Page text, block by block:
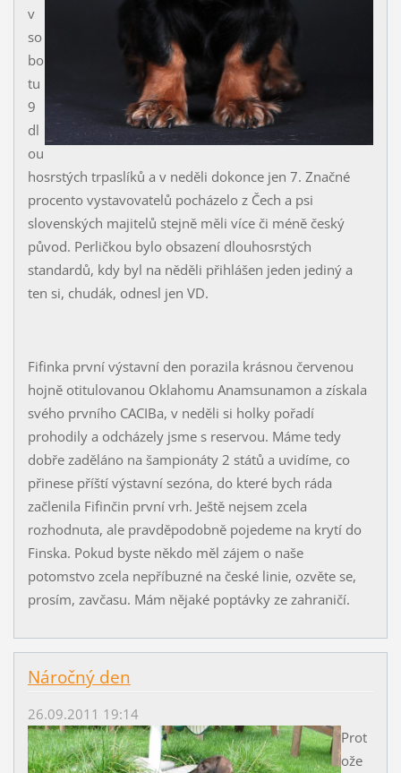
v
so
bo
tu
9
dl
ou
hosrstých trpaslíků a v neděli dokonce jen 7. Značné
procento vystavovatelů pocházelo z Čech a psi
slovenských majitelů stejně měli více či méně český
původ. Perličkou bylo obsazení dlouhosrstých
standardů, kdy byl na něděli přihlášen jeden jediný a
ten si, chudák, odnesl jen VD.
Fifinka první výstavní den porazila krásnou červenou
hojně otitulovanou Oklahomu Anamsunamon a získala
svého prvního CACIBa, v neděli si holky pořadí
prohodily a odcházely jsme s reservou. Máme tedy
dobře zaděláno na šampionáty 2 států a uvidíme, co
přinese příští výstavní sezóna, do které bych ráda
začlenila Fifinčin první vrh. Ještě nejsem zcela
rozhodnuta, ale pravděpodobně pojedeme na krytí do
Finska. Pokud byste někdo měl zájem o naše
potomstvo zcela nepříbuzné na české linie, ozvěte se,
prosím, zavčasu. Mám nějaké poptávky ze zahraničí.
Náročný den
26.09.2011 19:14
Prot
ože